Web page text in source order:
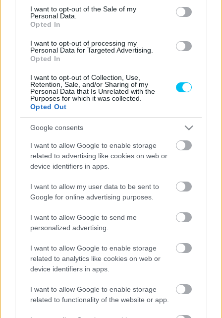
consent section.
I want to opt-out of the Sale of my
Personal Data.
Opted In
I want to opt-out of processing my
Personal Data for Targeted Advertising.
Opted In
I want to opt-out of Collection, Use,
Retention, Sale, and/or Sharing of my
Personal Data that Is Unrelated with the
Purposes for which it was collected.
Opted Out
Google consents
I want to allow Google to enable storage
related to advertising like cookies on web or
device identifiers in apps.
I want to allow my user data to be sent to
Google for online advertising purposes.
I want to allow Google to send me
personalized advertising.
I want to allow Google to enable storage
related to analytics like cookies on web or
device identifiers in apps.
I want to allow Google to enable storage
related to functionality of the website or app.
„Nem tudom megmondani, mi számít jó eredménynek
számomra ezen a pályán „
- Advertisement -
időmérő edzéstől függ. Ha ezeken a területeken minden
rendben, akkor jó kilátásokkal érkezhetünk a vasárnapi
futamra. Mugello nem egy rossz pálya számunkra,,
biztos, hogy nehéz hétvége áll előttünk.”
„Úgy gondolom, hogy a sebességünk 2021-hez képest
nem sokat változott, viszont a többiek sokat javultak. A 2.
és 3. szektor az, ahol ki tudjuk játszani a kártyáinkat.
Ezen a két szakaszon valóban versenyképesek lehetünk,
jól érzem magam a kanyarokban, ahol a határon mehetek,
ami mindenképpen nagy segítség.”
„Új a bőrruhánk is, amivel képesek vagyunk néhány
tizedet nyerni. Semmi mást nem kell tennem, csak a
legjobbat nyújtani magamból, és voltaképpen ezt is
teszem a szezonnyitó óta. Olyan keményen húzom a gázt,
amennyire csak lehet. Nagyon kíváncsi vagyok, milyen
lesz a futam. Bizakodó vagyok. Mugello az egyik kedvenc